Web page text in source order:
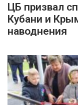
ЦБ призвал
Кубани и
наводнения